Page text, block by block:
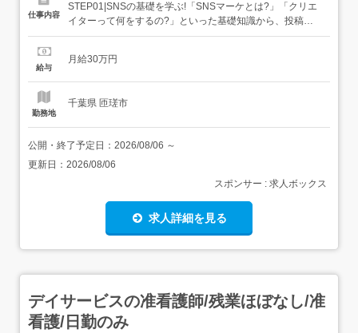
仕事内容
STEP01|SNSの基礎を学ぶ!「SNSマーケとは?」「クリエ
イターって何をするの?」といった基礎知識から、投稿用
の画像デザイン・動画編集、SNS運用の分析方法まで、分
ため、顧客対応や電話対応などの業務を経験いただく場合
給与
月給30万円
勤務地
千葉県 匝瑳市
公開・終了予定日： 2026/08/06 ～
更新日： 2026/08/06
スポンサー : 求人ボックス
求人詳細を見る
デイサービスの准看護師/残業ほぼなし/准
看護/日勤のみ